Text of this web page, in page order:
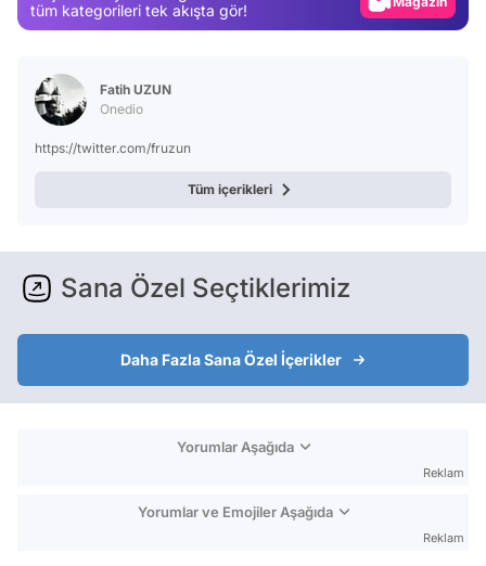
tüm kategorileri tek akışta gör!
Fatih UZUN
Onedio
https://twitter.com/fruzun
Tüm içerikleri
Sana Özel Seçtiklerimiz
Daha Fazla Sana Özel İçerikler
Yorumlar Aşağıda
Reklam
Yorumlar ve Emojiler Aşağıda
Reklam